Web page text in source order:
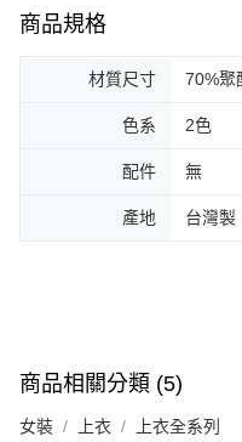
商品規格
材質尺寸 70%聚
色系 2色
配件 無
產地 台灣製
商品相關分類 (5)
女裝 上衣 上衣全系列